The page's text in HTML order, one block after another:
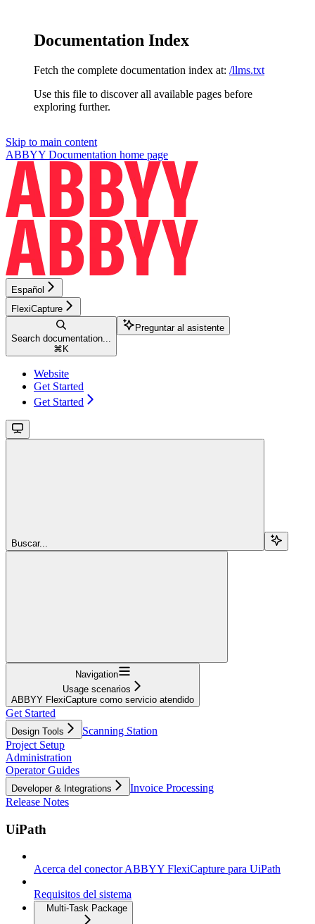
Documentation Index
Fetch the complete documentation index at: /llms.txt
Use this file to discover all available pages before
exploring further.
Skip to main content
ABBYY Documentation home page
Español
FlexiCapture
Search documentation...
⌘ K
Preguntar al asistente
Website
Get Started
Get Started
Buscar...
Navigation
Usage scenarios
ABBYY FlexiCapture como servicio atendido
Get Started
Design Tools
Scanning Station
Project Setup
Administration
Operator Guides
Developer & Integrations
Invoice Processing
Release Notes
UiPath
Acerca del conector ABBYY FlexiCapture para UiPath
Requisitos del sistema
Multi-Task Package